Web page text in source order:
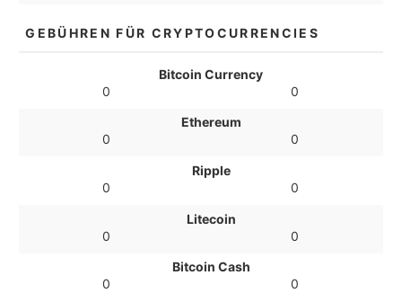
GEBÜHREN FÜR CRYPTOCURRENCIES
Bitcoin Currency
0
0
Ethereum
0
0
Ripple
0
0
Litecoin
0
0
Bitcoin Cash
0
0